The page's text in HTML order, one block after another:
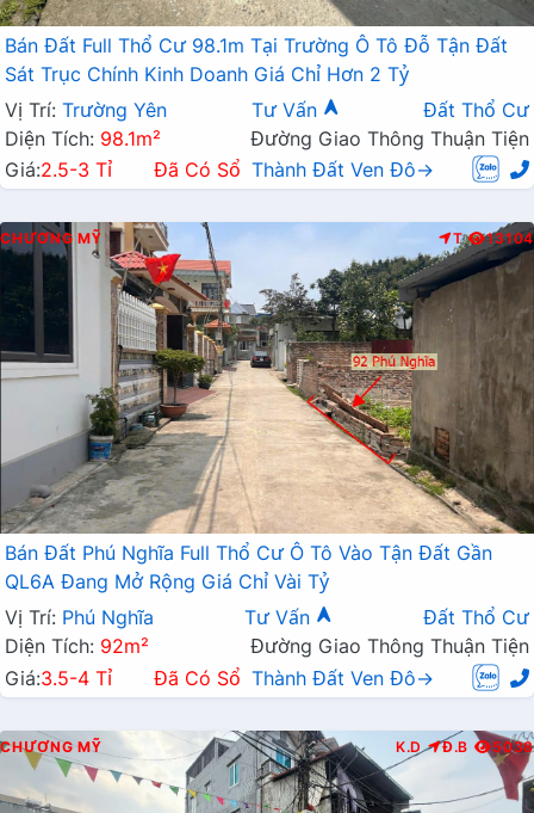
Bán Đất Full Thổ Cư 98.1m Tại Trường Ô Tô Đỗ Tận Đất
Sát Trục Chính Kinh Doanh Giá Chỉ Hơn 2 Tỷ
Vị Trí: Trường Yên Tư Vấn
Đất Thổ Cư
Diện Tích: 98.1m²
Đường Giao Thông Thuận Tiện
Giá:2.5-3 Tỉ Đã Có Sổ Thành Đất Ven Đô→
CHƯƠNG MỸ T 13104
Bán Đất Phú Nghĩa Full Thổ Cư Ô Tô Vào Tận Đất Gần
QL6A Đang Mở Rộng Giá Chỉ Vài Tỷ
Vị Trí: Phú Nghĩa Tư Vấn
Đất Thổ Cư
Diện Tích: 92m²
Đường Giao Thông Thuận Tiện
Giá:3.5-4 Tỉ Đã Có Sổ Thành Đất Ven Đô→
CHƯƠNG MỸ K.D Đ.B 5038